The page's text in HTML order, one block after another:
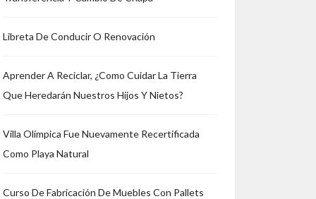
Libreta De Conducir O Renovación
Aprender A Reciclar, ¿Como Cuidar La Tierra
Que Heredarán Nuestros Hijos Y Nietos?
Villa Olímpica Fue Nuevamente Recertificada
Como Playa Natural
Curso De Fabricación De Muebles Con Pallets